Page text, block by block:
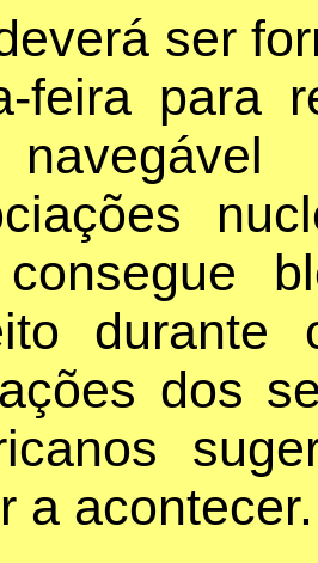
ser
feira para
dos
a acontecer.